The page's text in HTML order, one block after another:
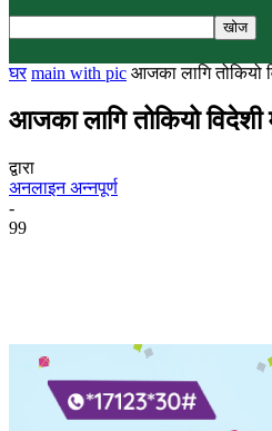
घर main with pic आजका लागि तोकियो
आजका लागि तोकियो विदेशी
द्वारा
अनलाइन अन्नपूर्ण
-
99